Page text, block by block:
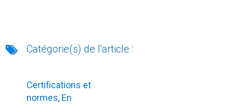
Catégorie(s) de l'article :
Certifications et
normes, En